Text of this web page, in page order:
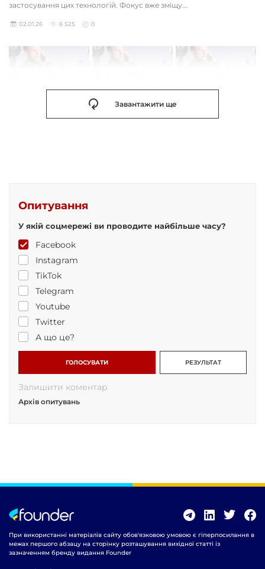
застосування цих технологій. Фокус вже зміщу...
02.01.26 6 525 0
Завантажити ще
Опитування
У якій соцмережі ви проводите найбільше часу?
Facebook
Instagram
TikTok
Telegram
Youtube
Twitter
А що це?
ГОЛОСУВАТИ РЕЗУЛЬТАТ
Залишити коментар
Архів опитувань
При використанні матеріалів сайту обов'язковою умовою є гіперпосилання в
межах першого абзацу на сторінку розташування вихідної статті із
зазначенням бренду видання Founder